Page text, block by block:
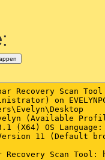
Recovery Scan
on
(Available
(X64) OS
11 (Default
Scan Tool: